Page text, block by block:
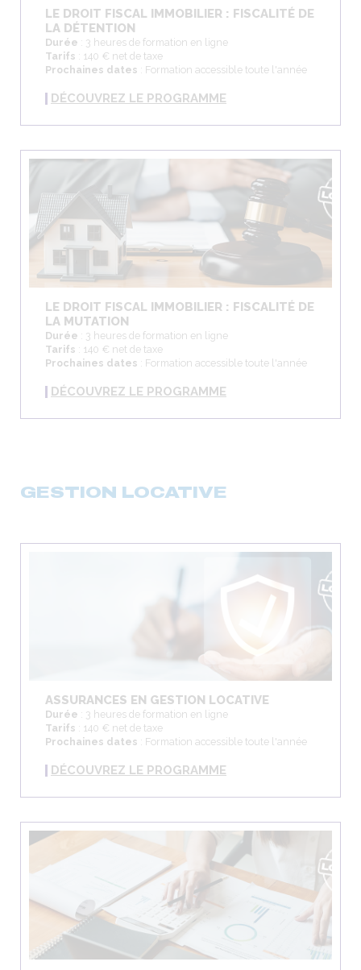
LE DROIT FISCAL IMMOBILIER : FISCALITÉ DE
LA DÉTENTION
Durée : 3 heures de formation en ligne
Tarifs : 140 € net de taxe
Prochaines dates : Formation accessible toute l'année
DÉCOUVREZ LE PROGRAMME
LE DROIT FISCAL IMMOBILIER : FISCALITÉ DE
LA MUTATION
Durée : 3 heures de formation en ligne
Tarifs : 140 € net de taxe
Prochaines dates : Formation accessible toute l'année
DÉCOUVREZ LE PROGRAMME
GESTION LOCATIVE
ASSURANCES EN GESTION LOCATIVE
Durée : 3 heures de formation en ligne
Tarifs : 140 € net de taxe
Prochaines dates : Formation accessible toute l'année
DÉCOUVREZ LE PROGRAMME